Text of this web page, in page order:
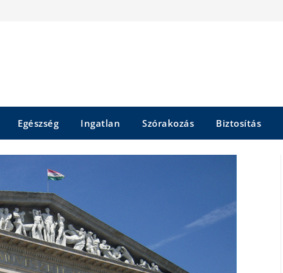
Egészség Ingatlan Szórakozás Biztosítás